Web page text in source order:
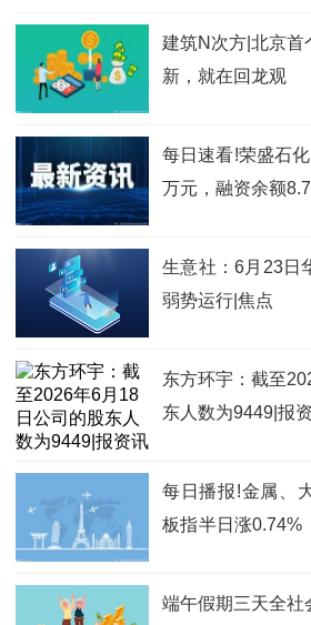
建筑N次方|北京首
新，就在回龙观
每日速看!荣盛石
万元，融资余额
生意社：6月23日
弱势运行|焦点
东方环宇：截至
东人数为9449|报
每日播报!金属、
板指半日涨0.74%
端午假期三天全社